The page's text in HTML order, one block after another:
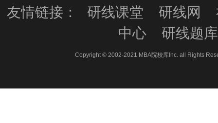
友情链接： 研线课堂 研线网
中心
研线题库
Copyright © 2002-2021 MBA院校库Inc. all Rights